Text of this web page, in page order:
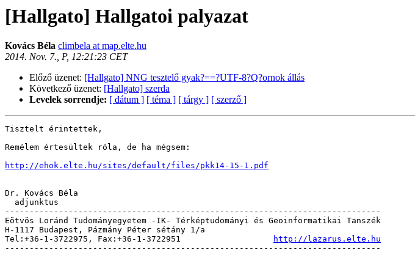
[Hallgato] Hallgatoi palyazat
Kovács Béla climbela at map.elte.hu
2014. Nov. 7., P, 12:21:23 CET
Előző üzenet: [Hallgato] NNG tesztelő gyak?==?UTF-8?Q?ornok állás
Következő üzenet: [Hallgato] szerda
Levelek sorrendje: [ dátum ] [ téma ] [ tárgy ] [ szerző ]
Tisztelt érintettek,
Remélem értesültek róla, de ha mégsem:
http://ehok.elte.hu/sites/default/files/pkk14-15-1.pdf
Dr. Kovács Béla
-----------------------------------------------------------------------------
Eötvös Loránd Tudományegyetem -IK- Térképtudományi és Geoinformatikai Tanszék
H-1117 Budapest, Pázmány Péter sétány 1/a
Tel:+36-1-3722975, Fax:+36-1-3722951
http://lazarus.elte.hu
-----------------------------------------------------------------------------